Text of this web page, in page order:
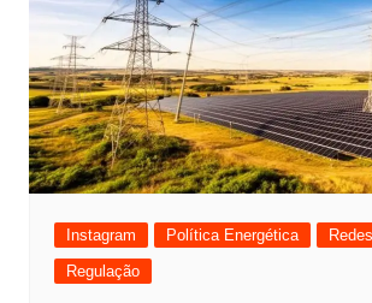
Instagram Política Energética
Regulação